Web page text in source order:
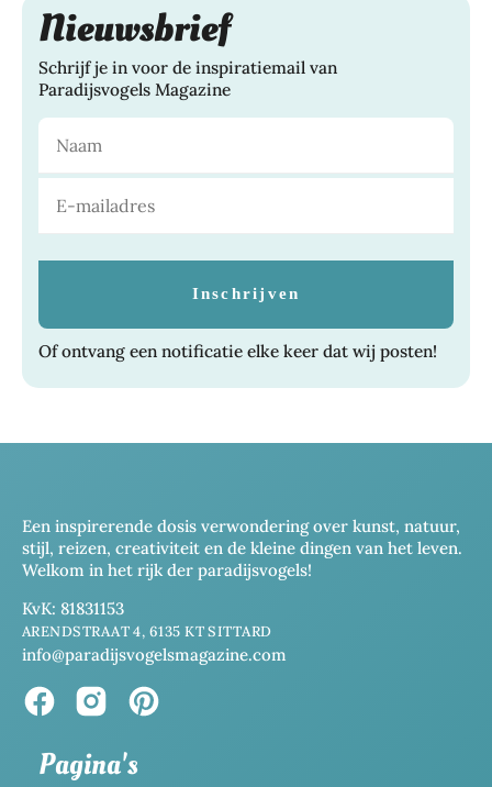
Nieuwsbrief
Schrijf je in voor de inspiratiemail van
Paradijsvogels Magazine
Of ontvang een notificatie elke keer dat wij posten!
Een inspirerende dosis verwondering over kunst, natuur,
stijl, reizen, creativiteit en de kleine dingen van het leven.
Welkom in het rijk der paradijsvogels!
KvK: 81831153
ARENDSTRAAT 4, 6135 KT SITTARD
info@paradijsvogelsmagazine.com
Pagina's